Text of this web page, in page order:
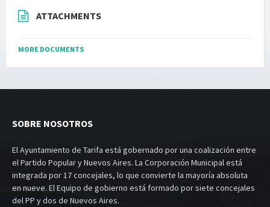
ATTACHMENTS
MORE DOCUMENTS
SOBRE NOSOTROS
El Ayuntamiento de Tarifa está gobernado por una coalización entre
el Partido Popular y Nuevos Aires. La Corporación Municipal está
integrada por 17 concejales, lo que convierte la mayoría absoluta
en nueve. El Equipo de gobierno está formado por siete concejales
del PP y dos de Nuevos Aires.